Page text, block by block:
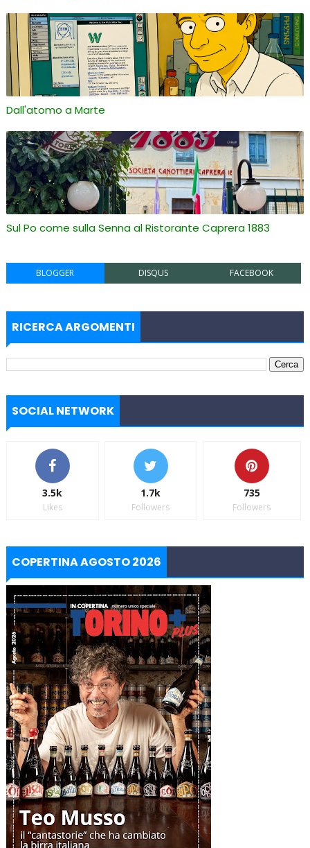
Dall'atomo a Marte
Sul Po come sulla Senna al Ristorante Caprera 1883
BLOGGER DISQUS FACEBOOK
RICERCA ARGOMENTI
SOCIAL NETWORK
3.5k
Likes
1.7k
Followers
735
Followers
COPERTINA AGOSTO 2026